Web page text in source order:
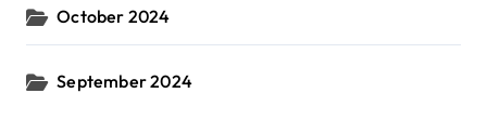
October 2024
September 2024